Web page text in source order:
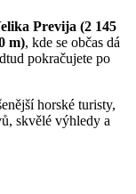
Previja (2 145
m), kde se občas dá
pokračujete po
horské turisty,
skvělé výhledy a